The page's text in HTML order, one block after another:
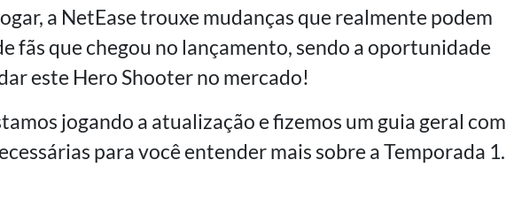
a NetEase trouxe mudanças que realmente podem
fãs que chegou no lançamento, sendo a oportunidade
este Hero Shooter no mercado!
jogando a atualização e fizemos um guia geral com
para você entender mais sobre a Temporada 1.